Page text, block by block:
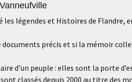
les légendes et Histoires de
documents précis et si la mémoir
d’un peuple : elles sont la porte
classés depuis 2000 au titre des